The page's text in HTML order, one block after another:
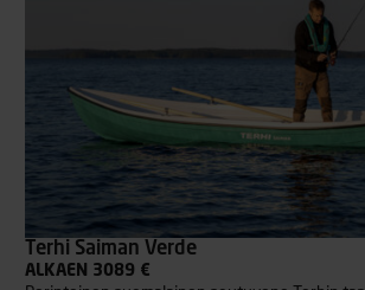
Terhi Saiman Verde
ALKAEN 3089 €